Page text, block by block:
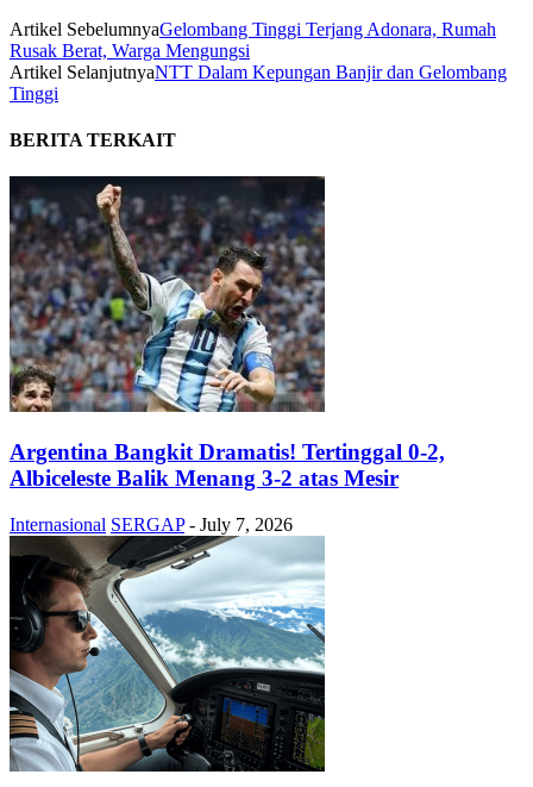
Artikel SebelumnyaGelombang Tinggi Terjang Adonara, Rumah
Rusak Berat, Warga Mengungsi
Artikel SelanjutnyaNTT Dalam Kepungan Banjir dan Gelombang
Tinggi
BERITA TERKAIT
Argentina Bangkit Dramatis! Tertinggal 0-2,
Albiceleste Balik Menang 3-2 atas Mesir
Internasional SERGAP - July 7, 2026